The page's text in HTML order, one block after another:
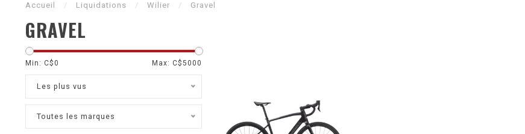
Accueil / Liquidations / Wilier / Gravel
GRAVEL
Min: C$0 Max: C$5000
Les plus vus
Toutes les marques